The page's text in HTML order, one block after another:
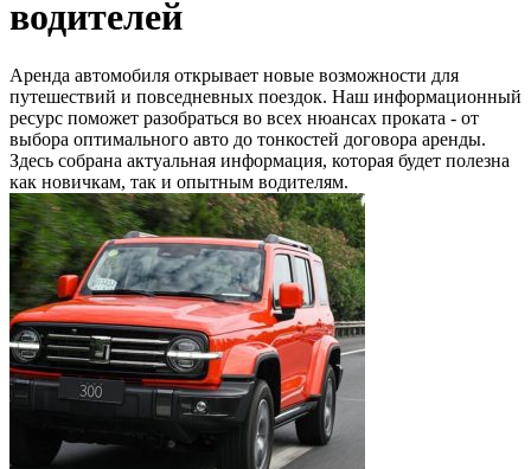
водителей
Аренда автомобиля открывает новые возможности для
путешествий и повседневных поездок. Наш информационный
ресурс поможет разобраться во всех нюансах проката - от
выбора оптимального авто до тонкостей договора аренды.
Здесь собрана актуальная информация, которая будет полезна
как новичкам, так и опытным водителям.